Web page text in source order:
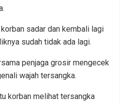
sadar dan kembali lagi
sudah tidak ada lagi.
penjaga grosir mengecek
wajah tersangka.
korban melihat tersangka